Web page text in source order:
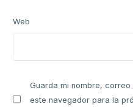
Web
Guarda mi nombre,
este navegador para la